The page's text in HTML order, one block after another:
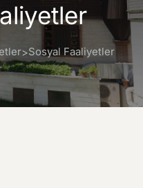
>Sosyal Faaliyetler